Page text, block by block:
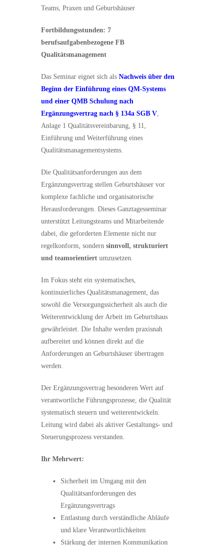
Teams, Praxen und Geburtshäuser
Fortbildungsstunden: 7
berufsaufgabenbezogene FB
Qualitätsmanagement
Das Seminar eignet sich als Nachweis über den
Beginn der Einführung eines QM-Systems
und einer QMB Schulung nach
Ergänzungsvertrag nach § 134a SGB V
Anlage 1 Qualitätsvereinbarung, § 11,
Einführung und Weiterführung eines
Qualitätsmanagementsystems.
Die Qualitätsanforderungen aus dem
Ergänzungsvertrag stellen Geburtshäuser vor
komplexe fachliche und organisatorische
Herausforderungen. Dieses Ganztagesseminar
unterstützt Leitungsteams und Mitarbeitende
dabei, die geforderten Elemente nicht nur
regelkonform, sondern sinnvoll, strukturiert
und teamorientiert umzusetzen.
Im Fokus steht ein systematisches,
kontinuierliches Qualitätsmanagement, das
sowohl die Versorgungssicherheit als auch die
Weiterentwicklung der Arbeit im Geburtshaus
gewährleistet. Die Inhalte werden praxisnah
aufbereitet und können direkt auf die
Anforderungen an Geburtshäuser übertragen
werden.
Der Ergänzungsvertrag besonderen Wert auf
verantwortliche Führungsprozesse, die Qualität
systematisch steuern und weiterentwickeln.
Leitung wird dabei als aktiver Gestaltungs‑ und
Steuerungsprozess verstanden.
Ihr Mehrwert:
Sicherheit im Umgang mit den
Qualitätsanforderungen des
Ergänzungsvertrags
Entlastung durch verständliche Abläufe
und klare Verantwortlichkeiten
Stärkung der internen Kommunikation